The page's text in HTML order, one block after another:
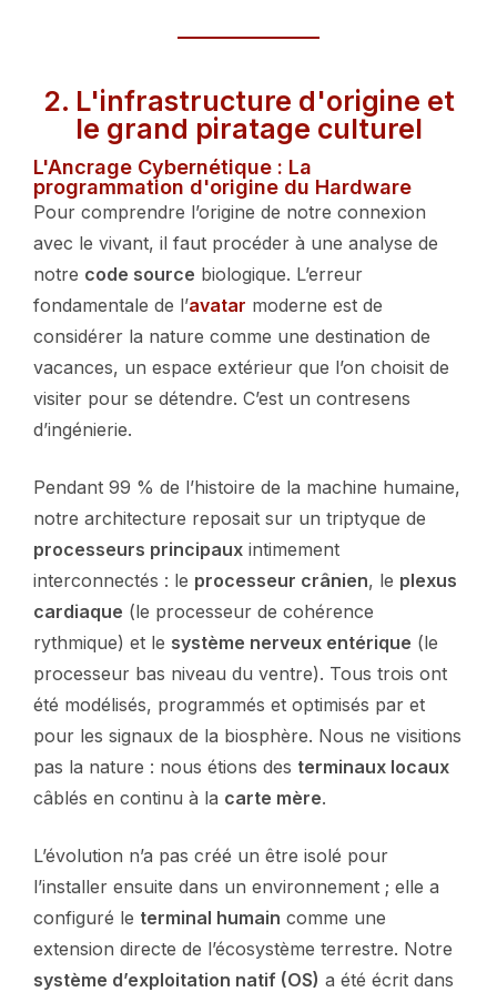
2. L'infrastructure d'origine et
le grand piratage culturel
L'Ancrage Cybernétique : La
programmation d'origine du Hardware
Pour comprendre l’origine de notre connexion
avec le vivant, il faut procéder à une analyse de
notre code source biologique. L’erreur
fondamentale de l’avatar moderne est de
considérer la nature comme une destination de
vacances, un espace extérieur que l’on choisit de
visiter pour se détendre. C’est un contresens
d’ingénierie.
Pendant 99 % de l’histoire de la machine humaine,
notre architecture reposait sur un triptyque de
processeurs principaux intimement
interconnectés : le processeur crânien, le plexus
cardiaque (le processeur de cohérence
rythmique) et le système nerveux entérique (le
processeur bas niveau du ventre). Tous trois ont
été modélisés, programmés et optimisés par et
pour les signaux de la biosphère. Nous ne visitions
pas la nature : nous étions des terminaux locaux
câblés en continu à la carte mère.
L’évolution n’a pas créé un être isolé pour
l’installer ensuite dans un environnement ; elle a
configuré le terminal humain comme une
extension directe de l’écosystème terrestre. Notre
système d’exploitation natif (OS) a été écrit dans